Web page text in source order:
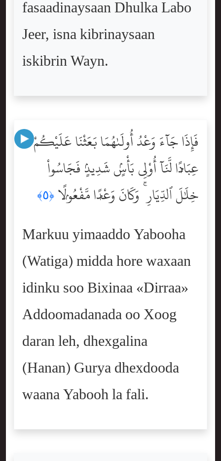
fasaadinaysaan Dhulka Labo
Jeer, isna kibrinaysaan
iskibrin Wayn.
فَإِذَا جَآءَ وَعْدُ أُولَىٰهُمَا بَعَثْنَا عَلَيْكُمْ
عِبَادًۭا لَّنَآ أُوْلِى بَأْسٍۢ شَدِيدٍۢ فَجَاسُواْ
خِلَٰلَ ٱلدِّيَارِ ۚ وَكَانَ وَعْدًۭا مَّفْعُولًۭا ﴿٥﴾
Markuu yimaaddo Yabooha
(Watiga) midda hore waxaan
idinku soo Bixinaa «Dirraa»
Addoomadanada oo Xoog
daran leh, dhexgalina
(Hanan) Gurya dhexdooda
waana Yabooh la fali.